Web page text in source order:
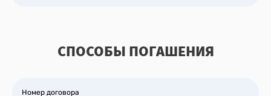
СПОСОБЫ ПОГАШЕНИЯ
Номер договора